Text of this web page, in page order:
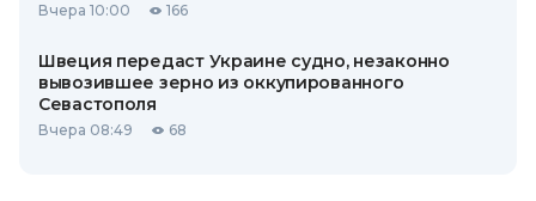
Вчера 10:00 166
Швеция передаст Украине судно, незаконно
вывозившее зерно из оккупированного
Севастополя
Вчера 08:49 68